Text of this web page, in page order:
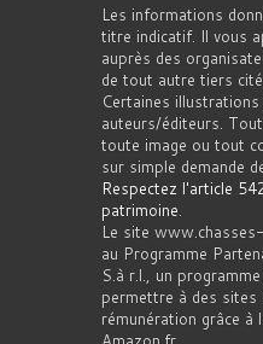
Les informations
titre indicatif. Il vous
auprès des
de tout autre tiers
Certaines
auteurs/éditeurs.
toute image ou tout
sur simple demande
Respectez l'article
patrimoine.
Le site
au Programme
S.à r.l., un
permettre à des sites
rémunération grâce à